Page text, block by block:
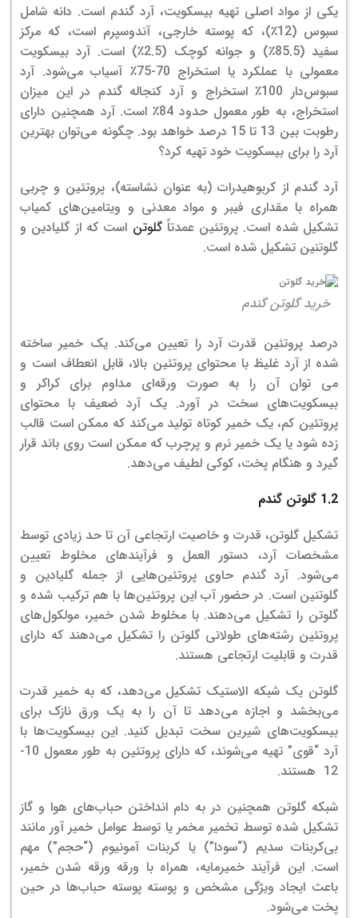
یکی از مواد اصلی تهیه بیسکویت، آرد گندم است. دانه شامل
سبوس (12٪)، که پوسته خارجی، آندوسپرم است، که مرکز
سفید (85.5٪) و جوانه کوچک (2.5٪) است. آرد بیسکویت
معمولی با عملکرد یا استخراج 70-75٪ آسیاب می‌شود. آرد
سبوس‌دار 100٪ استخراج و آرد کنجاله گندم در این میزان
استخراج، به طور معمول حدود 84٪ است. آرد همچنین دارای
رطوبت بین 13 تا 15 درصد خواهد بود. چگونه می‌توان بهترین
آرد را برای بیسکویت خود تهیه کرد؟
آرد گندم از کربوهیدرات (به عنوان نشاسته)، پروتئین و چربی
همراه با مقداری فیبر و مواد معدنی و ویتامین‌های کمیاب
تشکیل شده است. پروتئین عمدتاًگلوتن است که از گلیادین و
گلوتنین تشکیل شده است.
خرید گلوتن گندم
درصد پروتئین قدرت آرد را تعیین می‌کند. یک خمیر ساخته
شده از آرد غلیظ با محتوای پروتئین بالا، قابل انعطاف است و
می توان آن را به صورت ورقه‌ای مداوم برای کراکر و
بیسکویت‌های سخت در آورد. یک آرد ضعیف با محتوای
پروتئین کم، یک خمیر کوتاه تولید می‌کند که ممکن است قالب
زده شود یا یک خمیر نرم و پرچرب که ممکن است روی باند قرار
گیرد و هنگام پخت، کوکی لطیف می‌دهد.
1.2 گلوتن گندم
تشکیل گلوتن، قدرت و خاصیت ارتجاعی آن تا حد زیادی توسط
مشخصات آرد، دستور العمل و فرآیندهای مخلوط تعیین
می‌شود. آرد گندم حاوی پروتئین‌هایی از جمله گلیادین و
گلوتنین است. در حضور آب این پروتئین‌ها با هم ترکیب شده و
گلوتن را تشکیل می‌دهند. با مخلوط شدن خمیر، مولکول‌های
پروتئین رشته‌های طولانی گلوتن را تشکیل می‌دهند که دارای
قدرت و قابلیت ارتجاعی هستند.
گلوتن یک شبکه الاستیک تشکیل می‌دهد، که به خمیر قدرت
می‌بخشد و اجازه می‌دهد تا آن را به یک ورق نازک برای
بیسکویت‌های شیرین سخت تبدیل کنید. این بیسکویت‌ها با
آرد “قوی” تهیه می‌شوند، که دارای پروتئین به طور معمول 10-
12 هستند.
شبکه گلوتن همچنین در به دام انداختن حباب‌های هوا و گاز
تشکیل شده توسط تخمیر مخمر یا توسط عوامل خمیر آور مانند
بی‌کربنات سدیم (“سودا”) یا کربنات آمونیوم (“حجم”) مهم
است. این فرآیند خمیرمایه، همراه با ورقه ورقه شدن خمیر،
باعث ایجاد ویژگی مشخص و پوسته پوسته حباب‌ها در حین
پخت می‌شود.